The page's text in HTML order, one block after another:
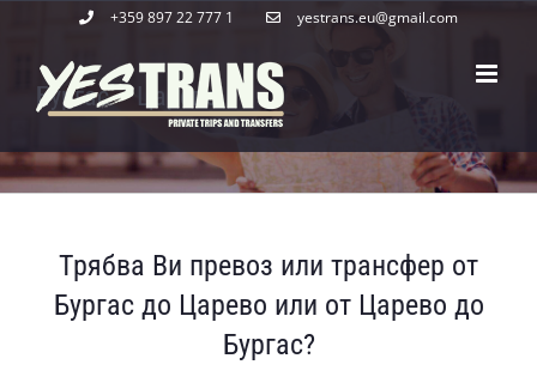
content
+359 897 22 777 1 yestrans.eu@gmail.com
Бургас – Царево
Трябва Ви превоз или трансфер от
Бургас до Царево или от Царево до
Бургас?